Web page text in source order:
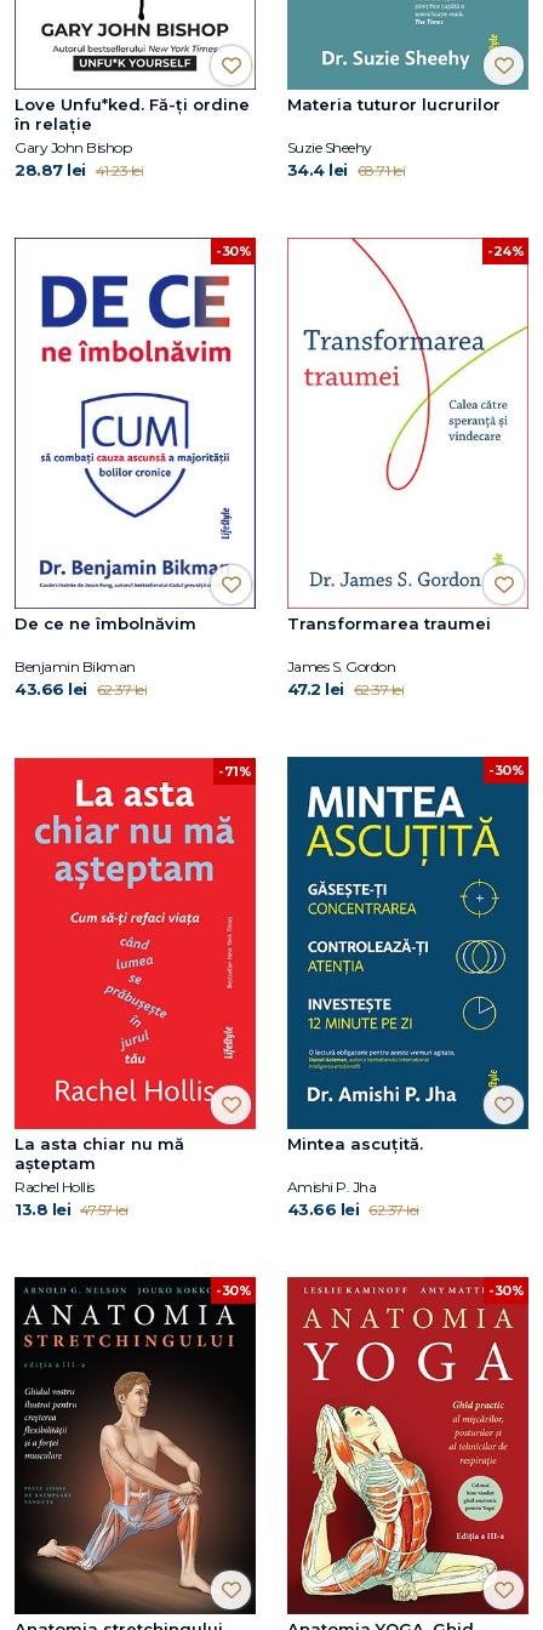
Love Unfu*ked. Fă-ți ordine
în relație
Gary John Bishop
28.87 lei 41.23 lei
Materia tuturor lucrurilor
Suzie Sheehy
34.4 lei 68.71 lei
-30%
De ce ne îmbolnăvim
Benjamin Bikman
43.66 lei 62.37 lei
-24%
Transformarea traumei
James S. Gordon
47.2 lei 62.37 lei
-71%
La asta chiar nu mă
așteptam
Rachel Hollis
13.8 lei 47.57 lei
-30%
Mintea ascuțită.
Amishi P. Jha
43.66 lei 62.37 lei
-30% -30%